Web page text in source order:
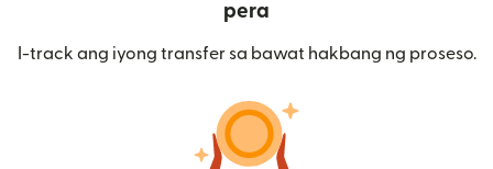
pera
I-track ang iyong transfer sa bawat hakbang ng proseso.